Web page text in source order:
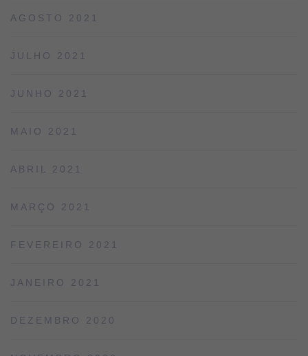
AGOSTO 2021
JULHO 2021
JUNHO 2021
MAIO 2021
ABRIL 2021
MARÇO 2021
FEVEREIRO 2021
JANEIRO 2021
DEZEMBRO 2020